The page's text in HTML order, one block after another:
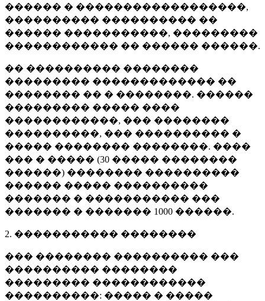
������ � ������������������,
���������� ���������� ��
������ �����������, ���������
������������ �� ������ ������.
�� ���������� ��������
��������� ������������� ��
�������� �� � ��������. ������
��������� ����� ����
������������, ��� ��������
����������, ��� ���������� �
����� �������� ��������. ����
��� � ����� (30 ����� ��������
������) �������� ����������
������ ����� ����������
������� � ����������� ���
������� � ������� 1000 ������.
2. ����������� ��������
��� �������� ���������� ���
���������� ��������
��������� ������������
����������: ����� � �����